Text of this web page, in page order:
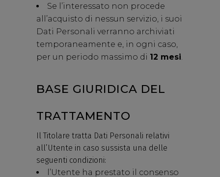
Se l’interessato non procede
all’acquisto di nessun servizio, i suoi
Dati Personali verranno archiviati
temporaneamente e, in ogni caso,
per un periodo massimo di 12 mesi.
BASE GIURIDICA DEL
TRATTAMENTO
Il Titolare tratta Dati Personali relativi
all’Utente in caso sussista una delle
seguenti condizioni:
l’Utente ha prestato il consenso